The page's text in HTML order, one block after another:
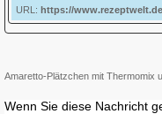
URL: https://
Amaretto-Plätzchen mit Thermomix
Wenn Sie diese Nachricht